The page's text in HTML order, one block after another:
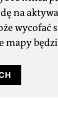
na
wycofać
mapy